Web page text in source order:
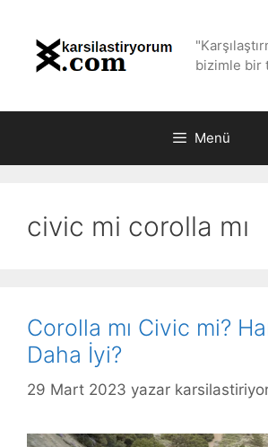
bizimle bir
Menü
civic mi corolla mı
Corolla mı Civic mi?
Daha İyi?
29 Mart 2023 yazar